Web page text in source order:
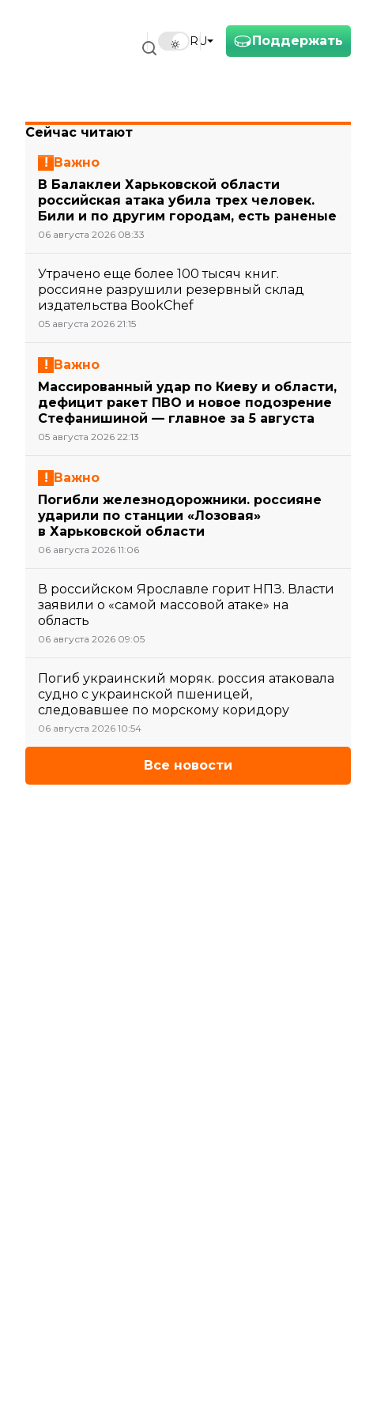
Поддержать
RU
Сейчас читают
Важно
В Балаклеи Харьковской области
российская атака убила трех человек.
Били и по другим городам, есть раненые
06 августа 2026 08:33
Утрачено еще более 100 тысяч книг.
россияне разрушили резервный склад
издательства BookChef
05 августа 2026 21:15
Важно
Массированный удар по Киеву и области,
дефицит ракет ПВО и новое подозрение
Стефанишиной — главное за 5 августа
05 августа 2026 22:13
Важно
Погибли железнодорожники. россияне
ударили по станции «Лозовая»
в Харьковской области
06 августа 2026 11:06
В российском Ярославле горит НПЗ. Власти
заявили о «самой массовой атаке» на
область
06 августа 2026 09:05
Погиб украинский моряк. россия атаковала
судно с украинской пшеницей,
следовавшее по морскому коридору
06 августа 2026 10:54
Все новости